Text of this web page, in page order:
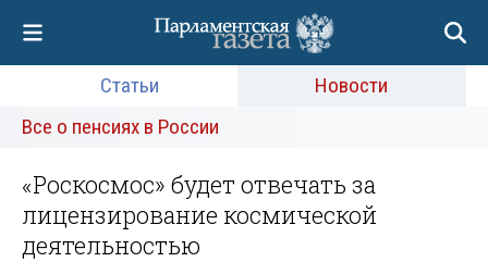
Статьи
Новости
Все о пенсиях в России
«Роскосмос» будет отвечать за
лицензирование космической
деятельностью